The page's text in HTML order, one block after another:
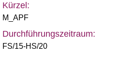
Kürzel:
M_APF
Durchführungszeitraum:
FS/15-HS/20